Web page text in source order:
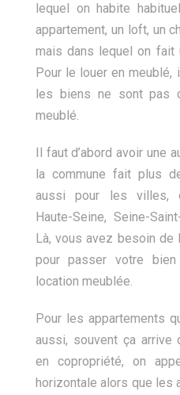
lequel on habite
appartement, un loft, un
mais dans lequel on fait
Pour le louer en
les biens ne sont pas
meublé.
Il faut d’abord avoir une
la commune fait plus
aussi pour les villes,
Haute-Seine, Seine-
Là, vous avez besoin de
pour passer votre
location meublée.
Pour les appartements
aussi, souvent ça arrive
en copropriété, on
horizontale alors que les